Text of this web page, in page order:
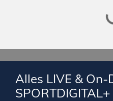
Alles LIVE & On-
SPORTDIGITAL+